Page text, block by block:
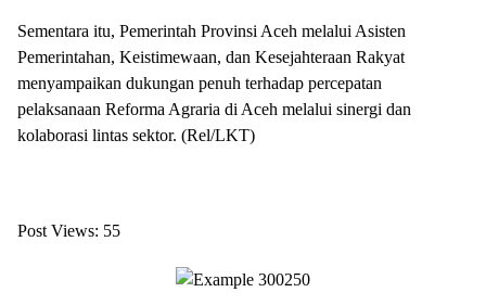
Sementara itu, Pemerintah Provinsi Aceh melalui Asisten
Pemerintahan, Keistimewaan, dan Kesejahteraan Rakyat
menyampaikan dukungan penuh terhadap percepatan
pelaksanaan Reforma Agraria di Aceh melalui sinergi dan
kolaborasi lintas sektor. (Rel/LKT)
Post Views: 55